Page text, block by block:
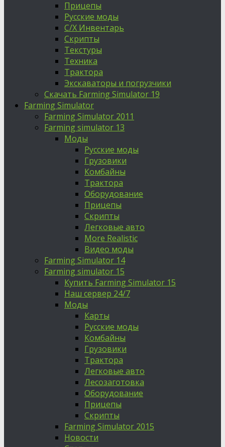
Прицепы
Русские моды
С/Х Инвентарь
Скрипты
Текстуры
Техника
Трактора
Экскаваторы и погрузчики
Скачать Farming Simulator 19
Farming Simulator
Farming Simulator 2011
Farming simulator 13
Моды
Русские моды
Грузовики
Комбайны
Трактора
Оборудование
Прицепы
Скрипты
Легковые авто
More Realistic
Видео моды
Farming Simulator 14
Farming simulator 15
Купить Farming Simulator 15
Наш сервер 24/7
Моды
Карты
Русские моды
Комбайны
Грузовики
Трактора
Легковые авто
Лесозаготовка
Оборудование
Прицепы
Скрипты
Farming Simulator 2015
Новости